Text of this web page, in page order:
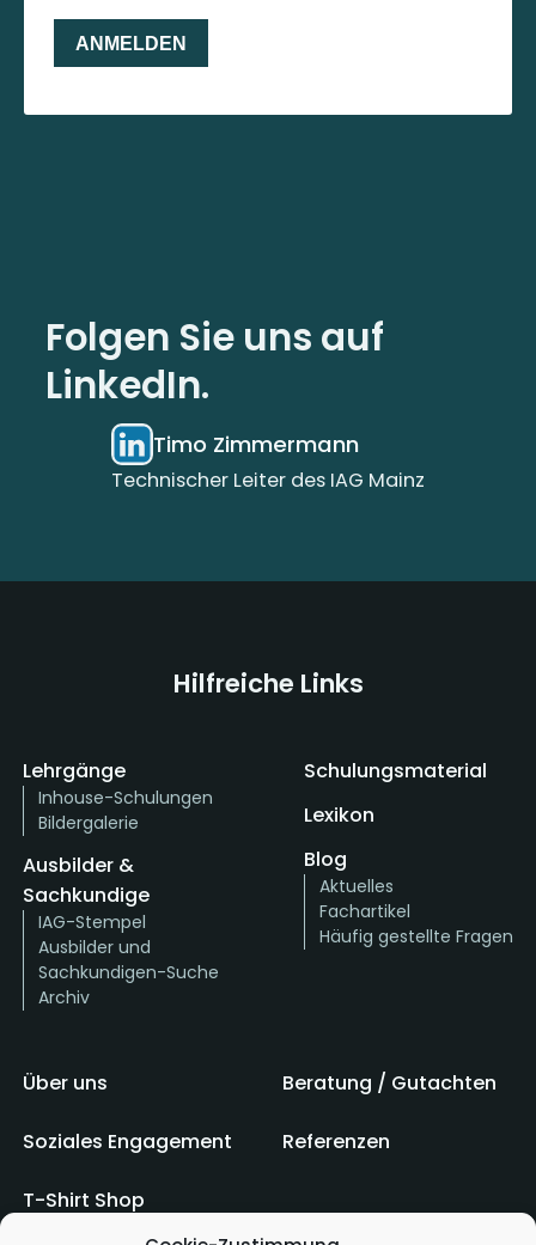
Folgen Sie uns auf
LinkedIn.
Timo Zimmermann
Technischer Leiter des IAG Mainz
Hilfreiche Links
Lehrgänge
Inhouse-Schulungen
Bildergalerie
Ausbilder &
Sachkundige
IAG-Stempel
Ausbilder und
Sachkundigen-Suche
Archiv
Schulungsmaterial
Lexikon
Blog
Aktuelles
Fachartikel
Häufig gestellte Fragen
Über uns Beratung / Gutachten
Soziales Engagement Referenzen
T-Shirt Shop